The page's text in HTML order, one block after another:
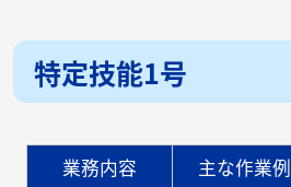
特定技能1号
業務内容 主な作業例